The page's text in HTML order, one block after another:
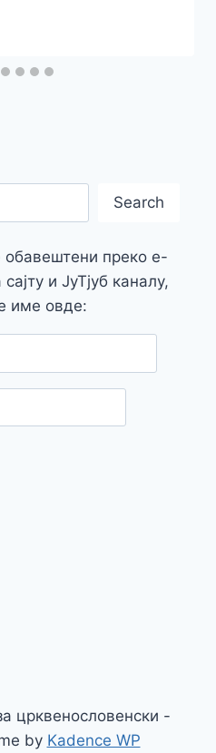
Search
преко е-
и ЈуТјуб каналу,
име овде:
црквенословенски -
by Kadence WP